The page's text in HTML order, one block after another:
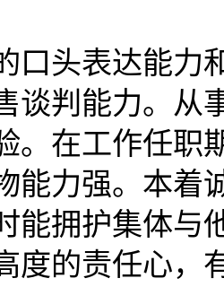
口头表达能力
谈判能力。从
。在工作任职
能力强。本着
能拥护集体与
度的责任心，